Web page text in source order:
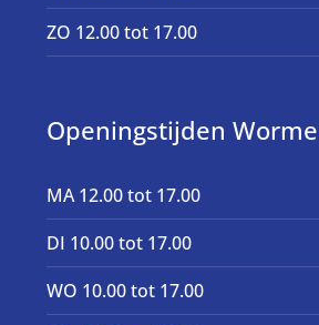
ZO 12.00 tot 17.00
Openingstijden
MA 12.00 tot 17.00
DI 10.00 tot 17.00
WO 10.00 tot 17.00